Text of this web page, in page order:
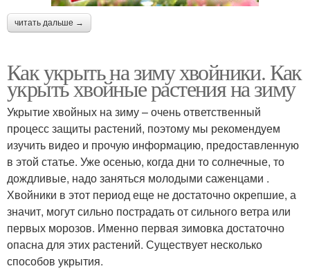
читать дальше →
Как укрыть на зиму хвойники. Как
укрыть хвойные растения на зиму
Укрытие хвойных на зиму – очень ответственный
процесс защиты растений, поэтому мы рекомендуем
изучить видео и прочую информацию, предоставленную
в этой статье. Уже осенью, когда дни то солнечные, то
дождливые, надо заняться молодыми саженцами .
Хвойники в этот период еще не достаточно окрепшие, а
значит, могут сильно пострадать от сильного ветра или
первых морозов. Именно первая зимовка достаточно
опасна для этих растений. Существует несколько
способов укрытия.